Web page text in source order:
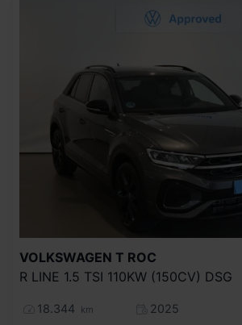
VOLKSWAGEN T ROC
R LINE 1.5 TSI 110KW (150CV) DSG
18.344 km
2025